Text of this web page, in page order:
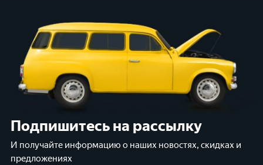
Подпишитесь на рассылку
И получайте информацию о наших новостях, скидках и
предложениях